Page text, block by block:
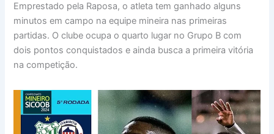
Emprestado pela Raposa, o atleta tem ganhado alguns
minutos em campo na equipe mineira nas primeiras
partidas. O clube ocupa o quarto lugar no Grupo B com
dois pontos conquistados e ainda busca a primeira vitória
na competição.